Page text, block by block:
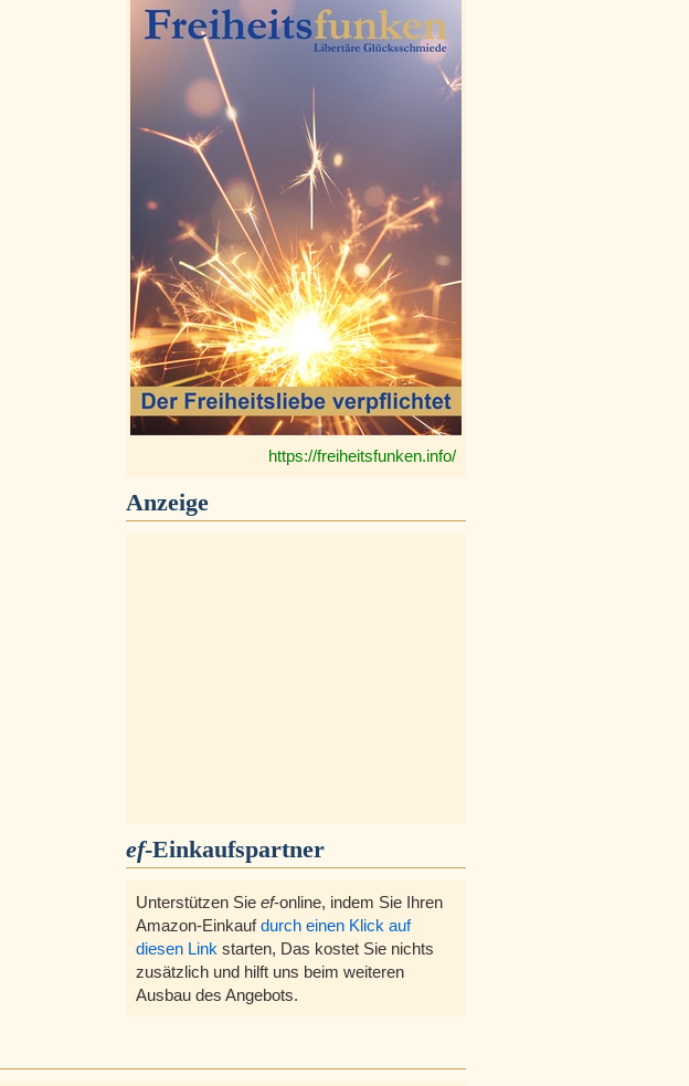
https://freiheitsfunken.info/
Anzeige
ef-Einkaufspartner
Unterstützen Sie ef-online, indem Sie Ihren
Amazon-Einkaufdurch einen Klick auf
diesen Link starten, Das kostet Sie nichts
zusätzlich und hilft uns beim weiteren
Ausbau des Angebots.